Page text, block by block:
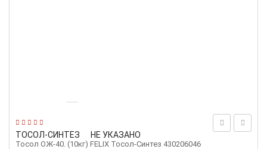
ТОСОЛ-СИНТЕЗ НЕ УКАЗАНО
Тосол ОЖ-40. (10кг) FELIX Тосол-Синтез 430206046